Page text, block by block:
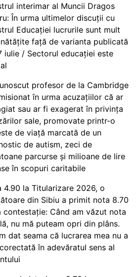
interimar al Muncii Dragos
În urma ultimelor discuții cu
Educației lucrurile sunt mult
față de varianta publicată
iulie / Sectorul educației este
profesor de la Cambridge
în urma acuzațiilor că ar
sau ar fi exagerat în privința
sale, promovate printr-o
de viață marcată de un
de autism, zeci de
parcurse și milioane de lire
în scopuri caritabile
4.90 la Titularizare 2026, o
din Sibiu a primit nota 8.70
contestație: Când am văzut nota
nu mă puteam opri din plâns.
dat seama că lucrarea mea nu a
în adevăratul sens al